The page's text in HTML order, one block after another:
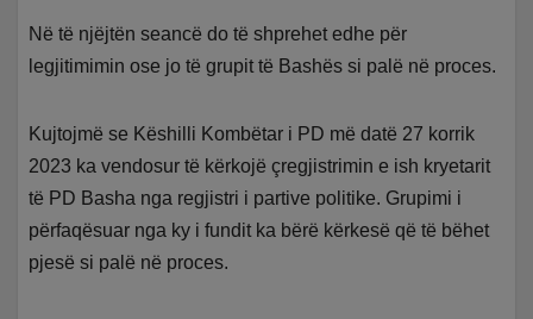
Në të njëjtën seancë do të shprehet edhe për
legjitimimin ose jo të grupit të Bashës si palë në proces.
Kujtojmë se Këshilli Kombëtar i PD më datë 27 korrik
2023 ka vendosur të kërkojë çregjistrimin e ish kryetarit
të PD Basha nga regjistri i partive politike. Grupimi i
përfaqësuar nga ky i fundit ka bërë kërkesë që të bëhet
pjesë si palë në proces.